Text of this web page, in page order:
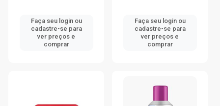
Faça seu login ou
cadastre-se para
ver preços e
comprar
Faça seu login ou
cadastre-se para
ver preços e
comprar